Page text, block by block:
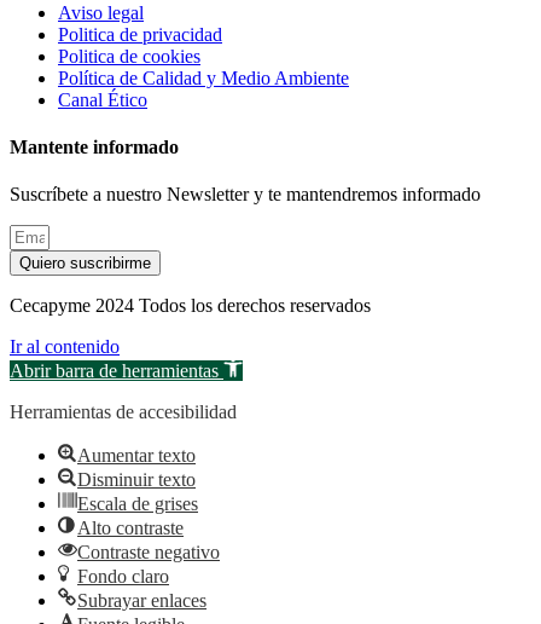
Aviso legal
Politica de privacidad
Politica de cookies
Política de Calidad y Medio Ambiente
Canal Ético
Mantente informado
Suscríbete a nuestro Newsletter y te mantendremos informado
Quiero suscribirme
Cecapyme 2024 Todos los derechos reservados
Ir al contenido
Abrir barra de herramientas
Herramientas de accesibilidad
Aumentar texto
Disminuir texto
Escala de grises
Alto contraste
Contraste negativo
Fondo claro
Subrayar enlaces